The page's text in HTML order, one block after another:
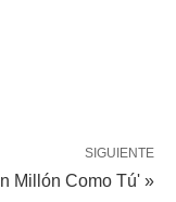
SIGUIENTE
Millón Como Tú' »